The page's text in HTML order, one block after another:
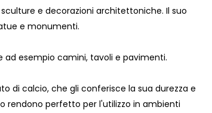
e decorazioni architettoniche. Il suo
e monumenti.
esempio camini, tavoli e pavimenti.
di calcio, che gli conferisce la sua durezza e
rendono perfetto per l'utilizzo in ambienti